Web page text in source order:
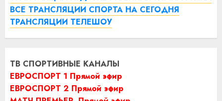
ВСЕ ТРАНСЛЯЦИИ СПОРТА НА СЕГОДНЯ
ТРАНСЛЯЦИИ ТЕЛЕШОУ
ТВ СПОРТИВНЫЕ КАНАЛЫ
ЕВРОСПОРТ 1 Прямой эфир
ЕВРОСПОРТ 2 Прямой эфир